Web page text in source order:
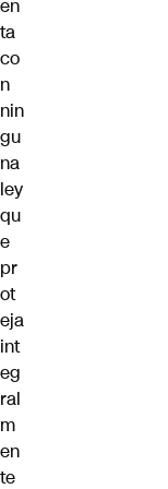
en
ta
co
n
nin
gu
na
ley
qu
e
pr
ot
eja
int
eg
ral
m
en
te